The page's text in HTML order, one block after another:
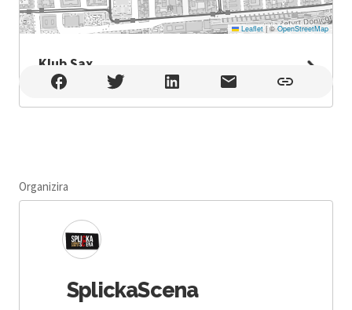
Leaflet |©OpenStreetMap
Klub Sax
Klub Sax , Zagreb
Organizira
SplickaScena